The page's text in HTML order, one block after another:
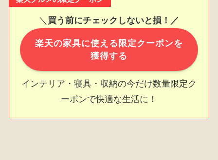
＼ 買う前にチェックしないと損！／
楽天の家具に使える限定クーポンを
獲得する
インテリア・寝具・収納の今だけ数量限定ク
ーポンで快適な生活に！